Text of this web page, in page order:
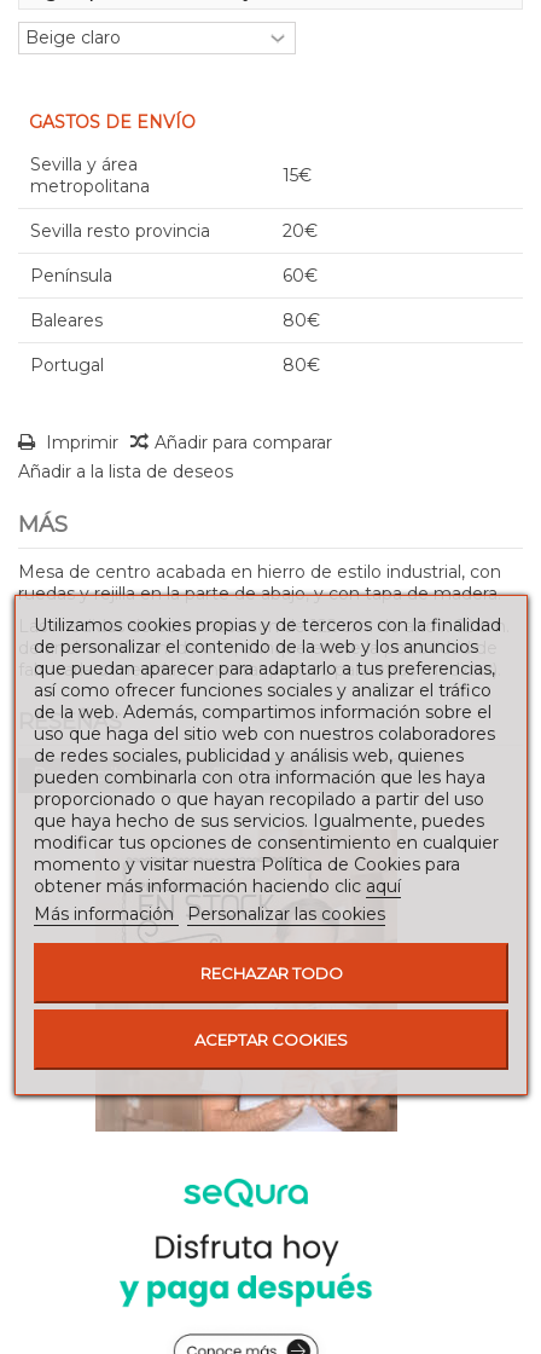
GASTOS DE ENVÍO
Sevilla y área
metropolitana
15€
Sevilla resto provincia 20€
Península 60€
Baleares 80€
Portugal 80€
Imprimir
Añadir para comparar
Añadir a la lista de deseos
MÁS
Mesa de centro acabada en hierro de estilo industrial, con
ruedas y rejilla en la parte de abajo, y con tapa de madera.
Las medidas de esta mesa son de 122 cm. de alto x 62 cm.
de ancho x 47 cm. de alto, aunque existe la posibilidad de
fabricarla a medida (consultar precios para otras medidas).
RESEÑAS
Para escribir una reseña debes estar registrado
Utilizamos cookies propias y de terceros con la finalidad
de personalizar el contenido de la web y los anuncios
que puedan aparecer para adaptarlo a tus preferencias,
así como ofrecer funciones sociales y analizar el tráfico
de la web. Además, compartimos información sobre el
uso que haga del sitio web con nuestros colaboradores
de redes sociales, publicidad y análisis web, quienes
pueden combinarla con otra información que les haya
proporcionado o que hayan recopilado a partir del uso
que haya hecho de sus servicios. Igualmente, puedes
modificar tus opciones de consentimiento en cualquier
momento y visitar nuestra Política de Cookies para
obtener más información haciendo clic aquí
Más información
Personalizar las cookies
RECHAZAR TODO
ACEPTAR COOKIES